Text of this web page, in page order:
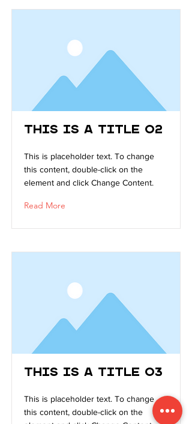
This is a Title 02
This is placeholder text. To change
this content, double-click on the
element and click Change Content.
Read More
This is a Title 03
This is placeholder text. To change
this content, double-click on the